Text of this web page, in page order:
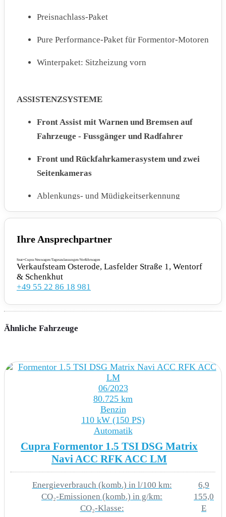
Preisnachlass-Paket
Pure Performance-Paket für Formentor-Motoren
Winterpaket: Sitzheizung vorn
ASSISTENZSYSTEME
Front Assist mit Warnen und Bremsen auf
Fahrzeuge - Fussgänger und Radfahrer
Front und Rückfahrkamerasystem und zwei
Seitenkameras
Ablenkungs- und Müdigkeitserkennung
Auspark- und Spurwechselassistent und
Geschwindigkeitsbegrenzungsanlage
Multifunktionskamera
Prädiktiven Speedlimiter (pLIM)
Spurhalteassistent plus Emergency Assist und
Verkehrszeichenerkennung
Ausweichunterstützung mit Abbiegeassistent
MOTOR GETRIEBE & FAHRWERK
Ihre Ansprechpartner
Seat+Cupra Neuwagen/Tageszulassungen/Vorführwagen
Verkaufsteam Osterode, Lasfelder Straße 1, Wentorf
& Schenkhut
+49 55 22 86 18 981
Ähnliche Fahrzeuge
06/2023
80.725 km
Benzin
110 kW (150 PS)
Automatik
Cupra Formentor 1.5 TSI DSG Matrix
Navi ACC RFK ACC LM
Energieverbrauch (komb.) in l/100 km:
6,9
CO₂-Emissionen (komb.) in g/km:
155,0
CO₂-Klasse:
E